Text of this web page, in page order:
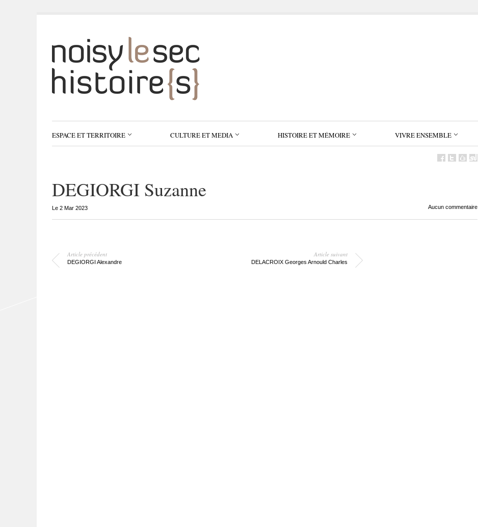
ESPACE ET TERRITOIRE CULTURE ET MEDIA HISTOIRE ET MÉMOIRE VIVRE ENSEMBLE
DEGIORGI Suzanne
Le 2 Mar 2023 Aucun commentaire
Article précédent
DEGIORGI Alexandre
Article suivant
DELACROIX Georges Arnould Charles